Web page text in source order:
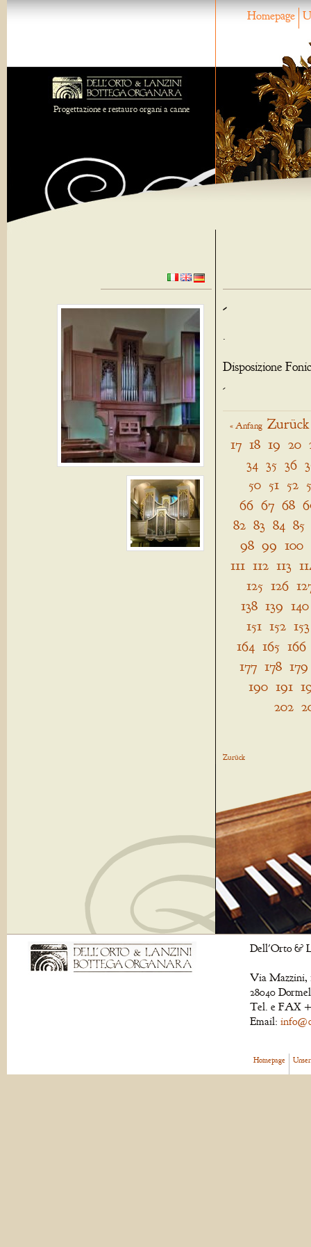
Homepage
Progettazione e restauro organi a canne
-
.
Disposizione
-
« Anfang Zurück
17 18 19 20
34 35 36
50 51 52
66 67 68
82 83 84 85
98 99 100
111 112 113
125 126
138 139 140
151 152 153
164 165 166
177 178 179
190 191
202
Zurück
Dell'Orto &
Via Mazzini,
28040
Tel. e FAX
Email:
Homepage